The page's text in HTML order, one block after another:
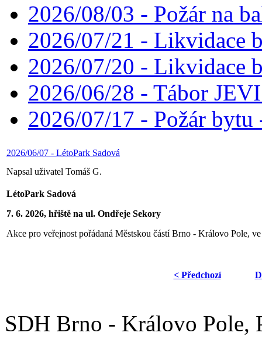
2026/08/03 - Požár na
2026/07/21 - Likvidace
2026/07/20 - Likvidace
2026/06/28 - Tábor
2026/07/17 - Požár
2026/06/07 - LétoPark Sadová
Napsal uživatel Tomáš G.
LétoPark Sadová
7. 6. 2026, hřiště na ul. Ondřeje Sekory
Akce pro veřejnost pořádaná Městskou částí Brno - Královo Pole,
< Předchozí
SDH Brno - Královo Pole,